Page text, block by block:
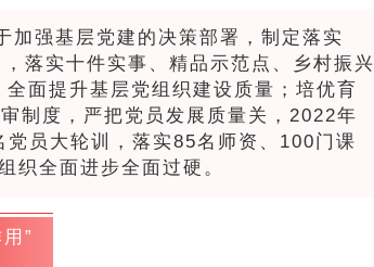
加强基层党建的决策部署，制定落实
落实十件实事、精品示范点、乡村振兴
面提升基层党组织建设质量；培优育
制度，严把党员发展质量关，2022年
员大轮训，落实85名师资、100门课
织全面进步全面过硬。
”